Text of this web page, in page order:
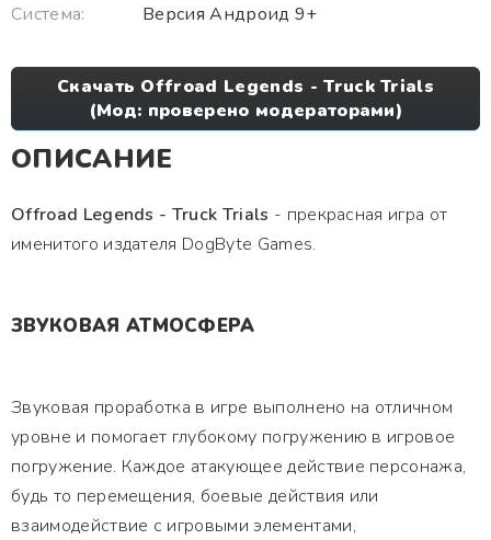
Система:
Версия Андроид 9+
Скачать Offroad Legends - Truck Trials
(Мод: проверено модераторами)
ОПИСАНИЕ
Offroad Legends - Truck Trials - прекрасная игра от
именитого издателя DogByte Games.
ЗВУКОВАЯ АТМОСФЕРА
Звуковая проработка в игре выполнено на отличном
уровне и помогает глубокому погружению в игровое
погружение. Каждое атакующее действие персонажа,
будь то перемещения, боевые действия или
взаимодействие с игровыми элементами,